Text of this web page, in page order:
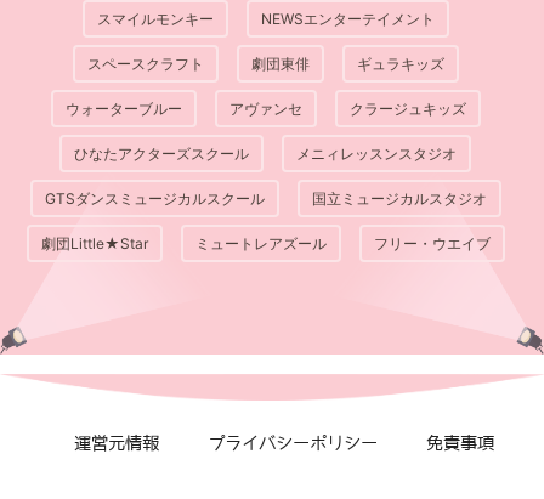
スマイルモンキー NEWSエンターテイメント
スペースクラフト 劇団東俳 ギュラキッズ
ウォーターブルー アヴァンセ クラージュキッズ
ひなたアクターズスクール メニィレッスンスタジオ
GTSダンスミュージカルスクール 国立ミュージカルスタジオ
劇団Little★Star ミュートレアズール フリー・ウエイブ
運営元情報 プライバシーポリシー 免責事項